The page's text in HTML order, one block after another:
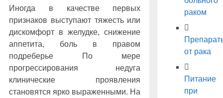
Иногда в качестве первых
признаков выступают тяжесть или
дискомфорт в желудке, снижение
аппетита, боль в правом
подреберье По мере
прогрессирования недуга
клинические проявления
становятся ярко выраженными. На
раком
от рака
Питание
при